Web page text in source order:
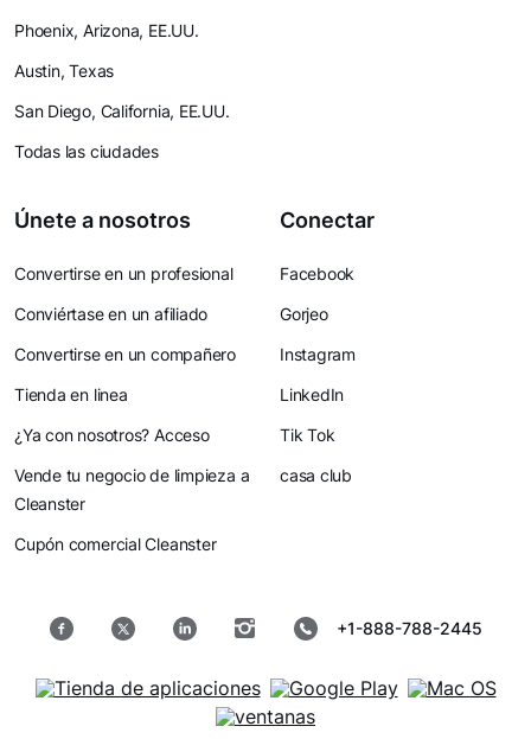
Phoenix, Arizona, EE.UU.
Austin, Texas
San Diego, California, EE.UU.
Todas las ciudades
Únete a nosotros
Convertirse en un profesional
Conviértase en un afiliado
Convertirse en un compañero
Tienda en linea
¿Ya con nosotros? Acceso
Vende tu negocio de limpieza a
Cleanster
Cupón comercial Cleanster
Conectar
Facebook
Gorjeo
Instagram
LinkedIn
Tik Tok
casa club
+1-888-788-2445